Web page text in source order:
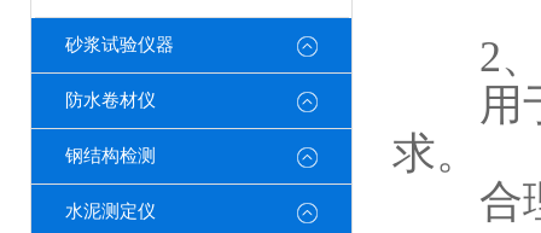
砂浆试验仪器
防水卷材仪
钢结构检测
水泥测定仪
2、
用于
求。
合理